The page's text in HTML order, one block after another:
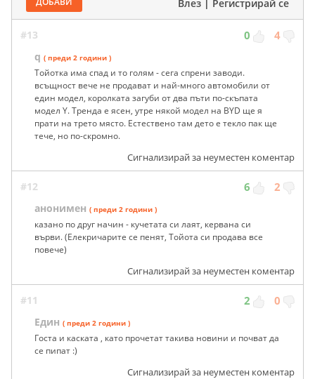
Влез Регистрирай се
#13 0 4
q ( преди 2 години )
Тойотка има спад и то голям - сега спрени заводи.
всъщност вече не продават и най-много автомобили от
един модел, королката загуби от два пъти по-скъпата
модел Y. Тренда е ясен, утре някой модел на BYD ще я
прати на трето място. Естествено там дето е текло пак ще
тече, но по-скромно.
Сигнализирай за неуместен коментар
#12 6 2
анонимен ( преди 2 години )
казано по друг начин - кучетата си лаят, кервана си
върви. (Елекричарите се пенят, Тойота си продава все
повече)
Сигнализирай за неуместен коментар
#11 2 0
Един ( преди 2 години )
Госта и каската , като прочетат такива новини и почват да
се пипат :)
Сигнализирай за неуместен коментар